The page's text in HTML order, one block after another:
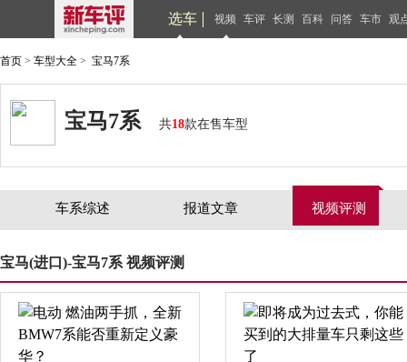
选车 视频 车评 长测 百科 问答 车市 观
首页 > 车型大全 > 宝马7系
宝马7系 共18款在售车型
车系综述 报道文章 视频评测
宝马(进口)-宝马7系 视频评测